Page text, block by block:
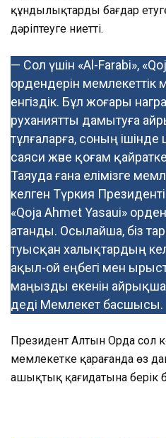
құндылықтарды бағдар
дәріптеуге ниетті.
— Сол үшін «Al-Farabi»,
ордендерін мемлекеттік
енгіздік. Бұл жоғары
руханиятты дамытуға
тұлғаларға, соның
саяси және қоғам
Таяуда ғана елімізге
келген Түркия
«Qoja Ahmet Yasaui»
атанды. Осылайша, біз
туысқан халықтардың
ақыл-ой еңбегі мен
маңызды екенін айрықша
деді Мемлекет басшысы.
Президент Алтын Орда сол
мемлекетке қарағанда өз
ашықтық қағидатына берік